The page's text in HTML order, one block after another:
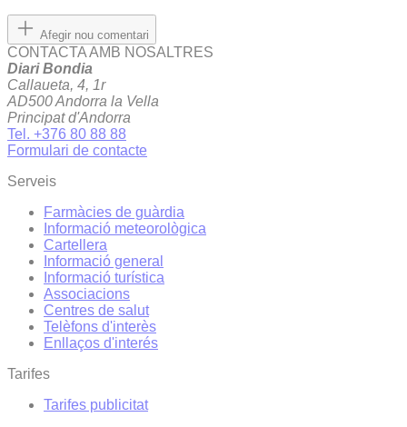
Afegir nou comentari
CONTACTA AMB NOSALTRES
Diari Bondia
Callaueta, 4, 1r
AD500 Andorra la Vella
Principat d'Andorra
Tel. +376 80 88 88
Formulari de contacte
Serveis
Farmàcies de guàrdia
Informació meteorològica
Cartellera
Informació general
Informació turística
Associacions
Centres de salut
Telèfons d'interès
Enllaços d'interés
Tarifes
Tarifes publicitat